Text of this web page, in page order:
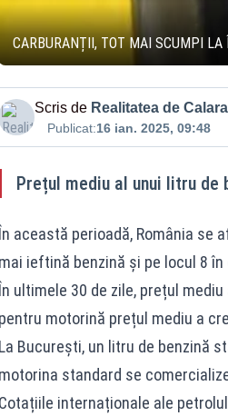
CARBURANȚII, TOT MAI SCUMPI LA
Scris de Realitatea de
Publicat:16 ian. 2025, 09:48
Prețul mediu al unui litru de
În această perioadă, România se
mai ieftină benzină și pe locul 8
În ultimele 30 de zile, prețul
pentru motorină prețul mediu a
La București, un litru de benzină
motorina standard se
Cotațiile internaționale ale